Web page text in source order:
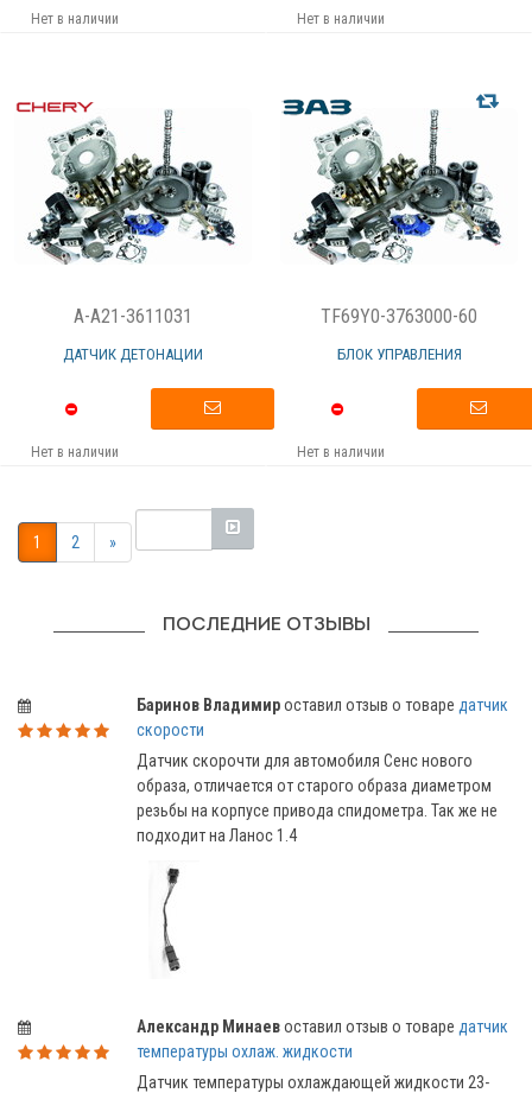
Нет в наличии Нет в наличии
A-A21-3611031
ДАТЧИК ДЕТОНАЦИИ
Нет в наличии
TF69Y0-3763000-60
БЛОК УПРАВЛЕНИЯ
Нет в наличии
1 2 »
ПОСЛЕДНИЕ ОТЗЫВЫ
Баринов Владимироставил отзыв о товаре датчик
скорости
Датчик скорочти для автомобиля Сенс нового
образа, отличается от старого образа диаметром
резьбы на корпусе привода спидометра. Так же не
подходит на Ланос 1.4
Александр Минаевоставил отзыв о товаре датчик
температуры охлаж. жидкости
Датчик температуры охлаждающей жидкости 23-